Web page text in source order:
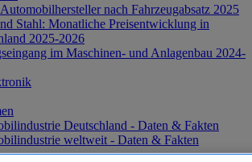
nach Fahrzeugabsatz 2025
Stahl: Monatliche Preisentwicklung in
2025-2026
im Maschinen- und Anlagenbau 2024-
Deutschland - Daten & Fakten
weltweit - Daten & Fakten